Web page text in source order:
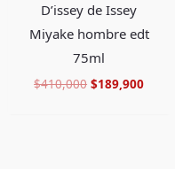
D’issey de Issey
Miyake hombre edt
75ml
$410,000 $189,900